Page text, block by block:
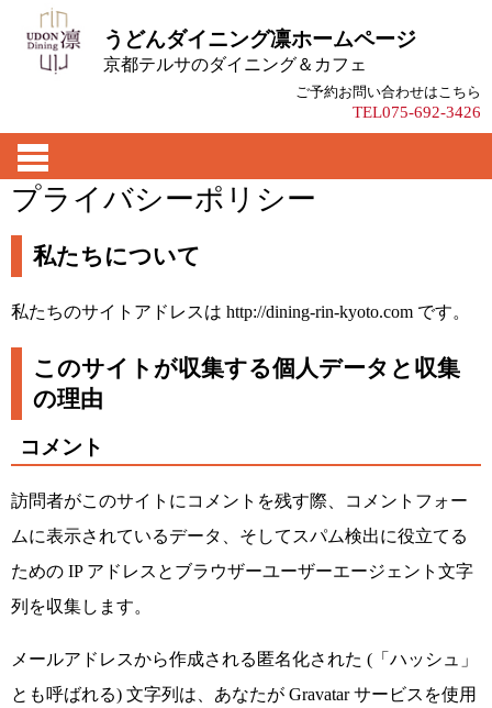
うどんダイニング凛ホームページ
京都テルサのダイニング＆カフェ
ご予約お問い合わせはこちら
TEL075-692-3426
プライバシーポリシー
私たちについて
私たちのサイトアドレスは http://dining-rin-kyoto.com です。
このサイトが収集する個人データと収集
の理由
コメント
訪問者がこのサイトにコメントを残す際、コメントフォー
ムに表示されているデータ、そしてスパム検出に役立てる
ための IP アドレスとブラウザーユーザーエージェント文字
列を収集します。
メールアドレスから作成される匿名化された (「ハッシュ」
とも呼ばれる) 文字列は、あなたが Gravatar サービスを使用